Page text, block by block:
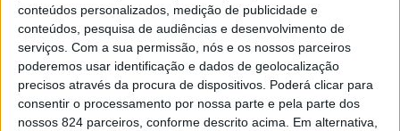
conteúdos personalizados, medição de publicidade e
conteúdos, pesquisa de audiências e desenvolvimento de
serviços. Com a sua permissão, nós e os nossos parceiros
poderemos usar identificação e dados de geolocalização
precisos através da procura de dispositivos. Poderá clicar para
consentir o processamento por nossa parte e pela parte dos
nossos 824 parceiros, conforme descrito acima. Em alternativa,
Azemeis.net
4 de Maio de 2022, 19:19